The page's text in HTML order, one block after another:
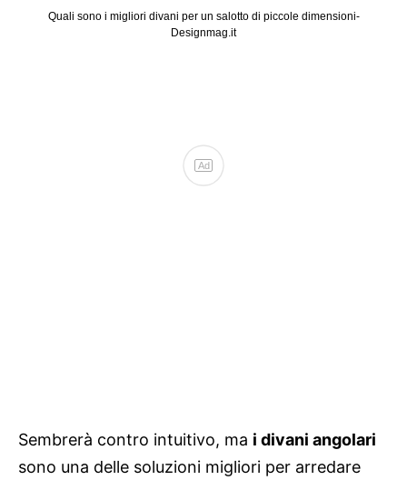
Quali sono i migliori divani per un salotto di piccole dimensioni-
Designmag.it
Ad
Sembrerà contro intuitivo, ma i divani angolari
sono una delle soluzioni migliori per arredare